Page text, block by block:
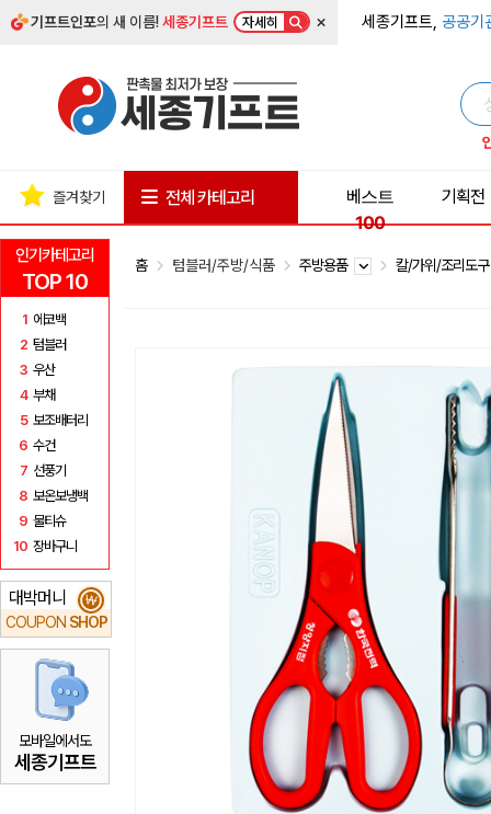
기프트인포의 새 이름!세종기프트 자세히 × 세종기프트, 공공기
인기카테고리
TOP 10
1 에코백
2 텀블러
3 우산
4 부채
5 보조배터리
6 수건
7 선풍기
8 보온보냉백
9 물티슈
10 장바구니
대박머니
COUPON SHOP
₩
모바일에서도
세종기프트
즐겨찾기 전체 카테고리
베스트
100
기획전
홈 텀블러/주방/식품 주방용품 칼/가위/조리도